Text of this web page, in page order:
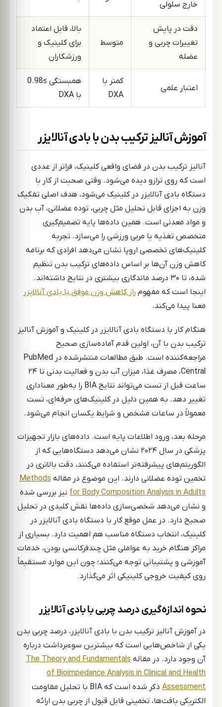
خارج سلولی
دقت در پایش
تغییرات چربی و
عضله
متوسط
بالا، قابل اعتماد
برای کلینیک و
ورزشکاران
اعتبار علمی
کمتر با
DXA
همبستگی ≥0.98
با DXA
آموزش آنالیز ترکیب بدن با بادی آنالایزر
آنالیز ترکیب بدن در فضای واقعی کلینیک، فراتر از عددی
است که روی ترازو دیده می‌شود. وقتی صحبت از کار با
دستگاه بادی آنالایزر در کلینیک می‌شود، هدف اصلی تفکیک
وزن به اجزای قابل تحلیل مثل چربی، توده عضلانی، آب بدن
و مواد معدنی است. همین داده‌ها پایه تصمیم‌گیری
متخصص تغذیه یا مربی ورزشی را می‌سازد. تجربه
کلینیک‌های تخصصی اروپا نشان می‌دهد افرادی که برنامه
کاهش وزن آن‌ها بر اساس داده‌های ترکیب بدن تنظیم
شده، تا ۳۰ درصد ماندگاری بیشتری در نتایج داشته‌اند.
اینجا است که مفهوم راز کاهش وزن موفق با بادی آنالایزر
معنا پیدا می‌کند.
هنگام کار با دستگاه بادی آنالایزر در کلینیک و آموزش آنالیز
ترکیب بدن با آن، اولین قدم آماده‌سازی صحیح
مراجعه‌کننده است. طبق مطالعات منتشرشده در PubMed
Central، مصرف غذا، میزان آب بدن و فعالیت بدنی تا ۲۴
ساعت قبل از تست می‌تواند نتایج BIA را به‌طور معناداری
تغییر دهد. به همین دلیل در کلینیک‌های حرفه‌ای، تست
معمولاً در ساعات مشخص و شرایط یکسان انجام می‌شود.
مرحله بعد، ورود اطلاعات پایه است. داده‌های بازار تجهیزات
پزشکی در سال ۲۰۲۴ نشان می‌دهد دستگاه‌هایی که از
الگوریتم‌های پیشرفته‌تر استفاده می‌کنند، دقت بالاتری در
تخمین توده عضلانی دارند. این موضوع در مقالهMethods
for Body Composition Analysis in Adultsنیز بررسی شده
و نشان می‌دهد شخصی‌سازی داده‌ها نقش کلیدی در تحلیل
صحیح دارد. در عمل موقع کار با دستگاه بادی آنالایزر در
کلینیک، انتخاب دستگاه مناسب هم اهمیت دارد. بسیاری از
مراکز هنگام خرید به عواملی مثل چندفرکانسی بودن، خدمات
آموزشی و پشتیبانی توجه می‌کنند؛ چون این موارد مستقیماً
روی کیفیت خروجی کلینیکی اثر می‌گذارد.
نحوه اندازه‌گیری درصد چربی با بادی آنالایزر
در آموزش آنالیز ترکیب بدن با بادی آنالایزر، درصد چربی بدن
یکی از شاخص‌هایی است که بیشترین سوءبرداشت درباره
آن وجود دارد. در مقالهThe Theory and Fundamentals
of Bioimpedance Analysis in Clinical and Health
Assessment
ذکر شده است که BIA با تحلیل مقاومت
الکتریکی بافت‌ها، تخمینی قابل قبول از چربی بدن ارائه